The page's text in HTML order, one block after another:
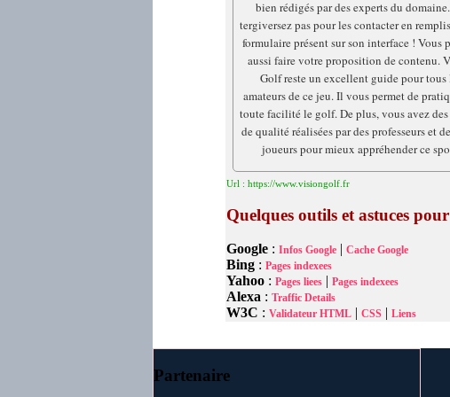
bien rédigés par des experts du
tergiversez pas pour les contacter en
formulaire présent sur son interface ! Vous
aussi faire votre proposition de contenu.
Golf reste un excellent guide pour tous
amateurs de ce jeu. Il vous permet de
toute facilité le golf. De plus, vous avez
de qualité réalisées par des professeurs et
joueurs pour mieux appréhender ce
Url : https://www.visiongolf.fr
Quelques outils et astuces
Google: Infos Google| Cache Google
Bing: Pages indexees
Yahoo: Pages liees| Pages indexees
Alexa: Traffic Details
W3C : Validateur HTML| CSS | Liens
Partenaire